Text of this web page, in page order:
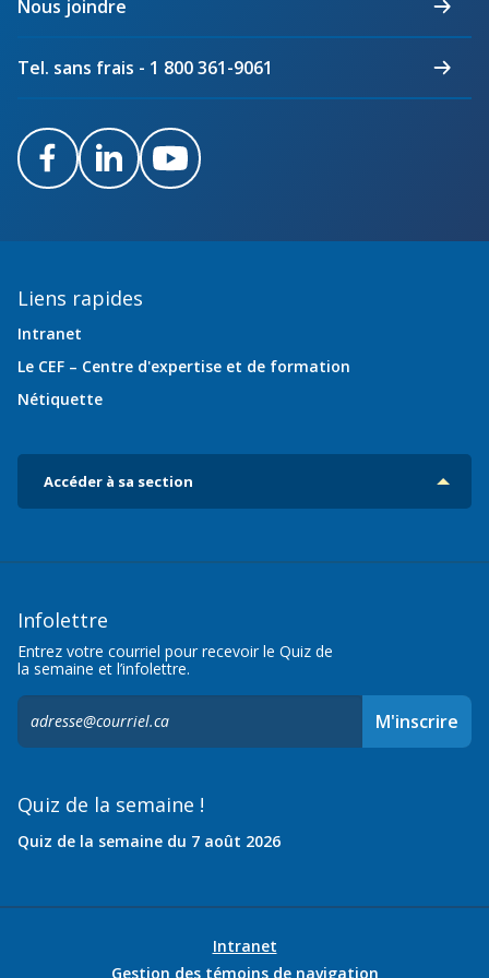
Nous joindre
Tel. sans frais - 1 800 361-9061
FacebookLinkedInYoutube
Liens rapides
Intranet
Le CEF – Centre d'expertise et de formation
Nétiquette
Accéder à sa section
Infolettre
Entrez votre courriel pour recevoir le Quiz de
la semaine et l’infolettre.
M'inscrire
Quiz de la semaine !
Quiz de la semaine du 7 août 2026
Intranet
Gestion des témoins de navigation